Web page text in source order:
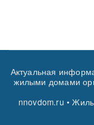
Актуальная
жилыми домами
nnovdom.ru •